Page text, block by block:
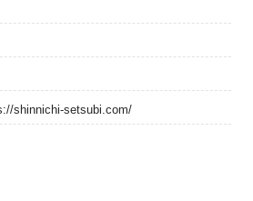
shinnichi-setsubi.com/